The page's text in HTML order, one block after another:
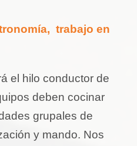
trabajo en
el hilo conductor de
deben cocinar
grupales de
y mando. Nos